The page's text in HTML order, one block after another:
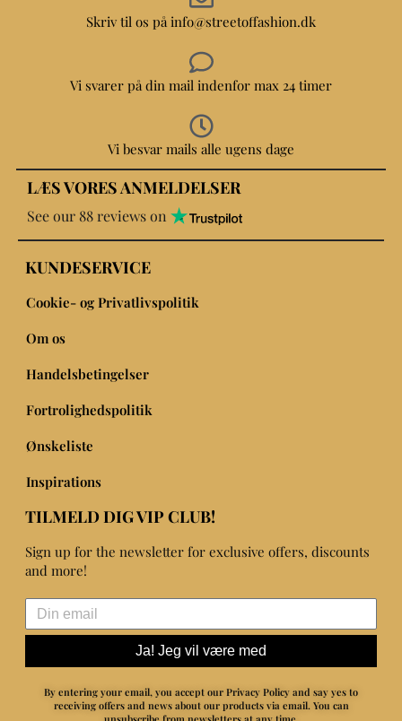
Skriv til os på info@streetoffashion.dk
Vi svarer på din mail indenfor max 24 timer
Vi besvar mails alle ugens dage
LÆS VORES ANMELDELSER
See our 88 reviews on
KUNDESERVICE
Cookie- og Privatlivspolitik
Om os
Handelsbetingelser
Fortrolighedspolitik
Ønskeliste
Inspirations
TILMELD DIG VIP CLUB!
Sign up for the newsletter for exclusive offers, discounts
and more!
Ja! Jeg vil være med
By entering your email, you accept our Privacy Policy and say yes to
receiving offers and news about our products via email. You can